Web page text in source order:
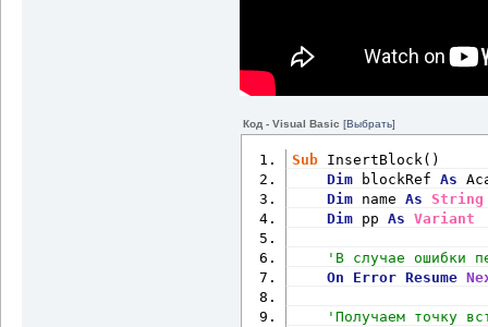
Код - Visual Basic [Выбрать]
Sub InsertBlock()
Dim blockRef As
Dim name As
String
Dim pp As Variant
'В случае ошибки
On
Error Resume
'Получаем точку